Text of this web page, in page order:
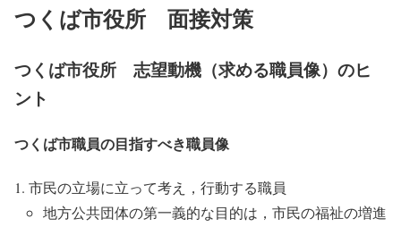
つくば市役所 面接対策
つくば市役所 志望動機（求める職員像）のヒ
ント
つくば市職員の目指すべき職員像
市民の立場に立って考え，行動する職員
地方公共団体の第一義的な目的は，市民の福祉の増進